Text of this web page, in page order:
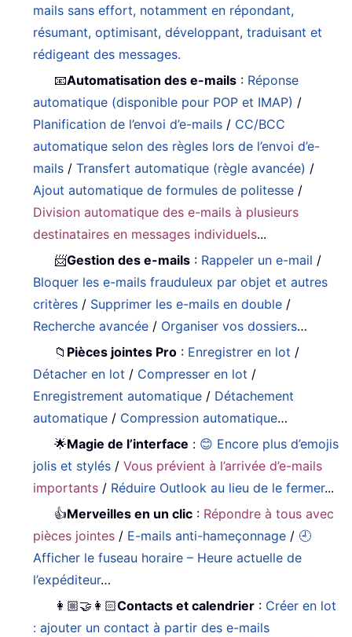
mails sans effort, notamment en répondant,
résumant, optimisant, développant, traduisant et
rédigeant des messages.
📧Automatisation des e-mails : Réponse
automatique (disponible pour POP et IMAP) /
Planification de l’envoi d’e-mails / CC/BCC
automatique selon des règles lors de l’envoi d’e-
mails /Transfert automatique (règle avancée) /
Ajout automatique de formules de politesse /
Division automatique des e-mails à plusieurs
destinataires en messages individuels...
📨Gestion des e-mails : Rappeler un e-mail /
Bloquer les e-mails frauduleux par objet et autres
critères / Supprimer les e-mails en double /
Recherche avancée / Organiser vos dossiers…
📁 Pièces jointes Pro : Enregistrer en lot /
Détacher en lot / Compresser en lot /
Enregistrement automatique / Détachement
automatique / Compression automatique…
🌟Magie de l’interface : 😊 Encore plus d’emojis
jolis et stylés /Vous prévient à l’arrivée d’e-mails
importants / Réduire Outlook au lieu de le fermer...
👍Merveilles en un clic : Répondre à tous avec
pièces jointes / E-mails anti-hameçonnage / 🕘
Afficher le fuseau horaire – Heure actuelle de
l’expéditeur…
👩🏼‍🤝‍👩🏻Contacts et calendrier : Créer en lot
: ajouter un contact à partir des e-mails